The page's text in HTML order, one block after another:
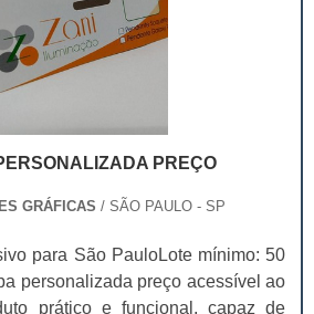
o manuseio, seja para a
seja para produção de produtos
em suas embalagens.
PREÇO
GRÁFICAS / SÃO PAULO - SP
para São PauloLote mínimo: 50
personalizada preço acessível ao
prático e funcional, capaz de